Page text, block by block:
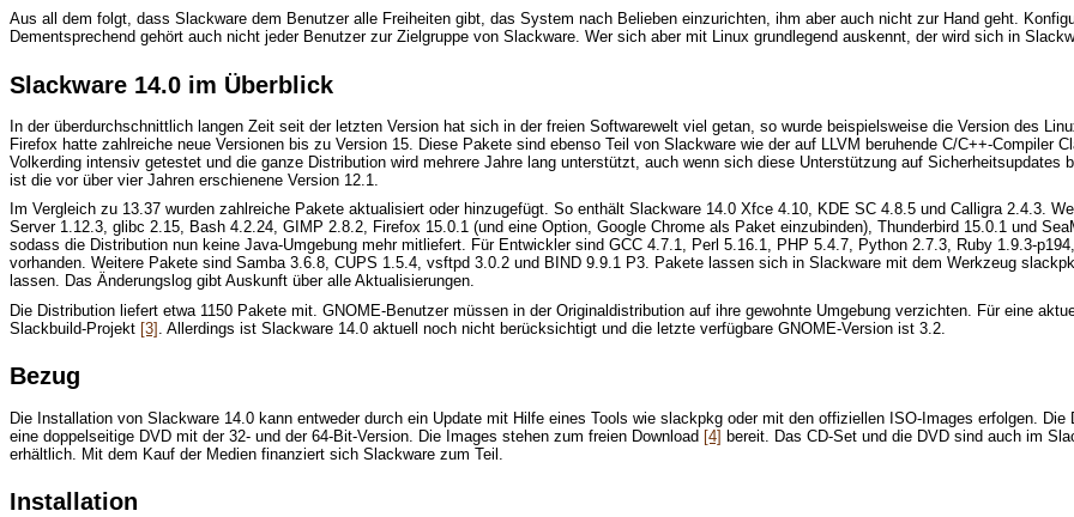
Aus all dem folgt, dass Slackware dem Benutzer alle Freiheiten gibt, das System nach Belieben einzurichten, ihm aber auch nicht zur Hand geht.
Dementsprechend gehört auch nicht jeder Benutzer zur Zielgruppe von Slackware. Wer sich aber mit Linux grundlegend auskennt, der wird sich in
Slackware 14.0 im Überblick
In der überdurchschnittlich langen Zeit seit der letzten Version hat sich in der freien Softwarewelt viel getan, so wurde beispielsweise die Version des
Firefox hatte zahlreiche neue Versionen bis zu Version 15. Diese Pakete sind ebenso Teil von Slackware wie der auf LLVM beruhende C/C++-Compiler
Volkerding intensiv getestet und die ganze Distribution wird mehrere Jahre lang unterstützt, auch wenn sich diese Unterstützung auf
ist die vor über vier Jahren erschienene Version 12.1.
Im Vergleich zu 13.37 wurden zahlreiche Pakete aktualisiert oder hinzugefügt. So enthält Slackware 14.0 Xfce 4.10, KDE SC 4.8.5 und Calligra 2.4.3.
Server 1.12.3, glibc 2.15, Bash 4.2.24, GIMP 2.8.2, Firefox 15.0.1 (und eine Option, Google Chrome als Paket einzubinden), Thunderbird 15.0.1 und
sodass die Distribution nun keine Java-Umgebung mehr mitliefert. Für Entwickler sind GCC 4.7.1, Perl 5.16.1, PHP 5.4.7, Python 2.7.3, Ruby 1.9.3-
vorhanden. Weitere Pakete sind Samba 3.6.8, CUPS 1.5.4, vsftpd 3.0.2 und BIND 9.9.1 P3. Pakete lassen sich in Slackware mit dem Werkzeug
lassen. Das Änderungslog gibt Auskunft über alle Aktualisierungen.
Die Distribution liefert etwa 1150 Pakete mit. GNOME-Benutzer müssen in der Originaldistribution auf ihre gewohnte Umgebung verzichten. Für eine
Slackbuild-Projekt [3] . Allerdings ist Slackware 14.0 aktuell noch nicht berücksichtigt und die letzte verfügbare GNOME-Version ist 3.2.
Bezug
Die Installation von Slackware 14.0 kann entweder durch ein Update mit Hilfe eines Tools wie slackpkg oder mit den offiziellen ISO-Images erfolgen.
eine doppelseitige DVD mit der 32- und der 64-Bit-Version. Die Images stehen zum freien Download [4] bereit. Das CD-Set und die DVD sind auch im
erhältlich. Mit dem Kauf der Medien finanziert sich Slackware zum Teil.
Installation